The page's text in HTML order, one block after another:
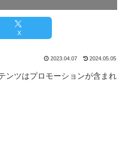
X
2023.04.07 2024.05.05
ンツはプロモーションが含まれ